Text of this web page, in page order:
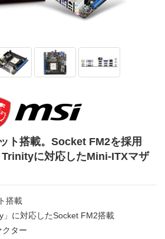
ト搭載。Socket FM2を採用
Trinityに対応したMini-ITXマザ
搭載
」に対応したSocket FM2搭載
クター